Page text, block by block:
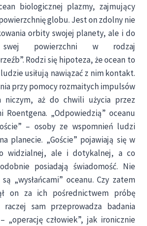
biologicznej plazmy, zajmujący
globu. Jest on zdolny nie
orbity swojej planety, ale i do
swej powierzchni w rodzaj
Rodzi się hipoteza, że ocean to
usiłują nawiązać z nim kontakt.
przy pomocy rozmaitych impulsów
niczym, aż do chwili użycia przez
Roentgena. „Odpowiedzią” oceanu
– osoby ze wspomnień ludzi
planecie. „Goście” pojawiają się w
widzialnej, ale i dotykalnej, a co
posiadają świadomość. Nie
„wysłańcami” oceanu. Czy zatem
on za ich pośrednictwem próbę
sam przeprowadza badania
„operację człowiek”, jak ironicznie